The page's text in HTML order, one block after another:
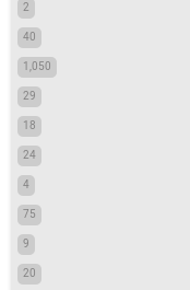
2
40
1,050
29
18
24
4
75
9
20